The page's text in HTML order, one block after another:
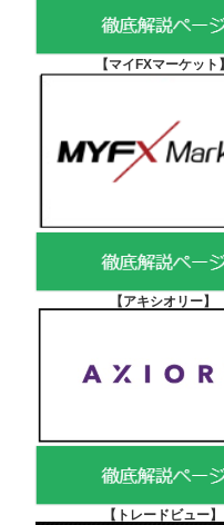
【マイFXマーケット 】
【アキシオリー】
【 トレードビュー】